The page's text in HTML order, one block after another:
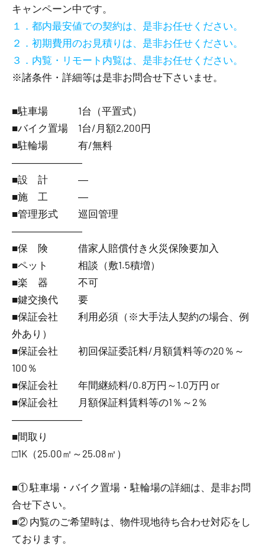
キャンペーン中です。
１．都内最安値での契約は、是非お任せください。
２．初期費用のお見積りは、是非お任せください。
３．内覧・リモート内覧は、是非お任せください。
※諸条件・詳細等は是非お問合せ下さいませ。
■駐車場 1台（平置式）
■バイク置場 1台/月額2,200円
■駐輪場 有/無料
―――――――
■設 計 ―
■施 工 ―
■管理形式 巡回管理
―――――――
■保 険 借家人賠償付き火災保険要加入
■ペット 相談（敷1.5積増）
■楽 器 不可
■鍵交換代 要
■保証会社 利用必須（※大手法人契約の場合、例
外あり）
■保証会社 初回保証委託料/月額賃料等の20％～
100％
■保証会社 年間継続料/0.8万円～1.0万円 or
■保証会社 月額保証料賃料等の1％～2％
―――――――
■間取り
□1K（25.00㎡～25.08㎡）
■① 駐車場・バイク置場・駐輪場の詳細は、是非お問
合せ下さい。
■② 内覧のご希望時は、物件現地待ち合わせ対応をし
ております。